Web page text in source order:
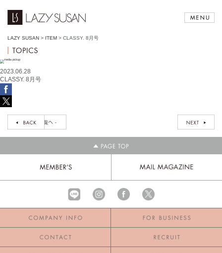
LAZY SUSAN > ITEM > CLASSY. 8月号
2023.06.28
CLASSY. 8月号